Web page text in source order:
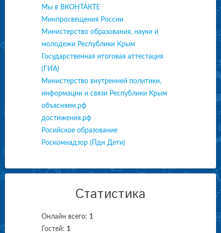
Мы в ВКОНТАКТЕ
Минпросвещения России
Министерство образования, науки и
молодежи Республики Крым
Государственная итоговая аттестация
(ГИА)
Министерство внутренней политики,
информации и связи Республики Крым
объясняем.рф
достижения.рф
Росийское образование
Роскомнадзор (Пдн Дети)
Статистика
Онлайн всего: 1
Гостей: 1